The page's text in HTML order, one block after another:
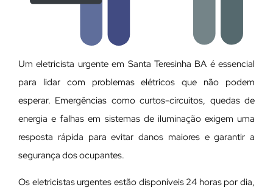
Um eletricista urgente em Santa Teresinha BA é essencial
para lidar com problemas elétricos que não podem
esperar. Emergências como curtos-circuitos, quedas de
energia e falhas em sistemas de iluminação exigem uma
resposta rápida para evitar danos maiores e garantir a
segurança dos ocupantes.
Os eletricistas urgentes estão disponíveis 24 horas por dia,